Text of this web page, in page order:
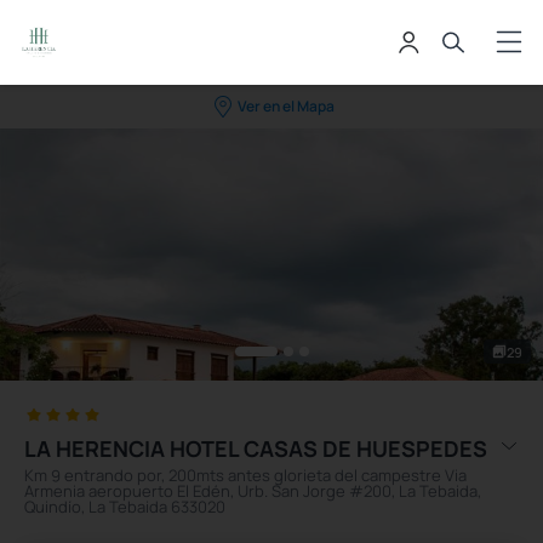
Ver en el Mapa
29
LA HERENCIA HOTEL CASAS DE HUESPEDES
Km 9 entrando por, 200mts antes glorieta del campestre Via
Armenia aeropuerto El Edén, Urb. San Jorge #200, La Tebaida,
Quindío, La Tebaida 633020